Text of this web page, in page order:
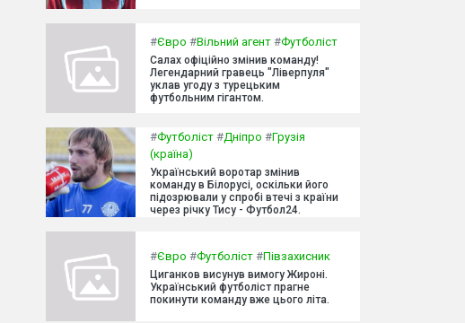
#Євро #Вільний агент #Футболіст
Салах офіційно змінив команду!
Легендарний гравець "Ліверпуля"
уклав угоду з турецьким
футбольним гігантом.
#Футболіст #Дніпро #Грузія
(країна)
Український воротар змінив
команду в Білорусі, оскільки його
підозрювали у спробі втечі з країни
через річку Тису - Футбол24.
#Євро #Футболіст #Півзахисник
Циганков висунув вимогу Жироні.
Український футболіст прагне
покинути команду вже цього літа.